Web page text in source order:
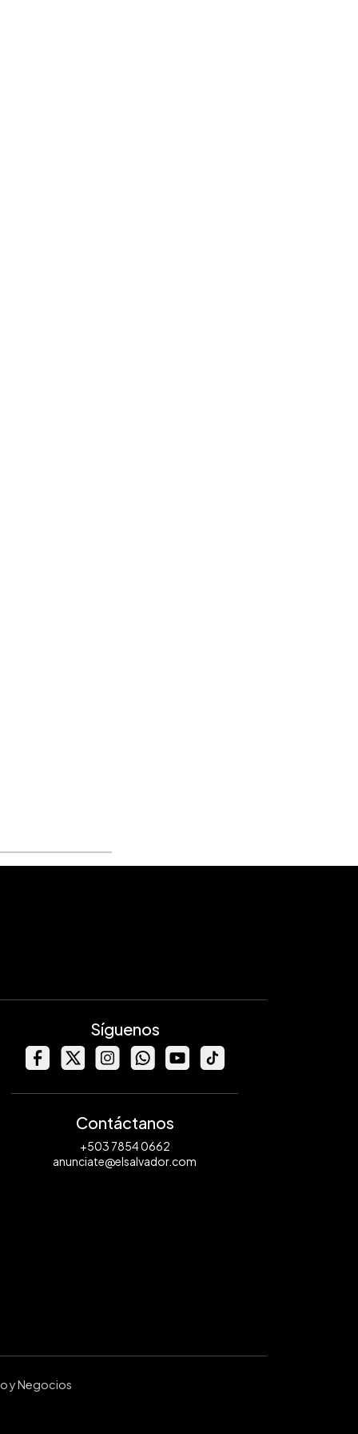
Síguenos
Contáctanos
+503 7854 0662
anunciate@elsalvador.com
y Negocios